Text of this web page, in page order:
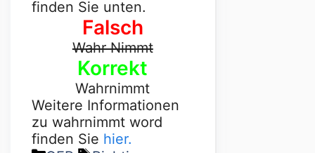
finden Sie unten.
Falsch
Wahr Nimmt
Korrekt
Wahrnimmt
Weitere Informationen
zu wahrnimmt word
finden Sie hier.